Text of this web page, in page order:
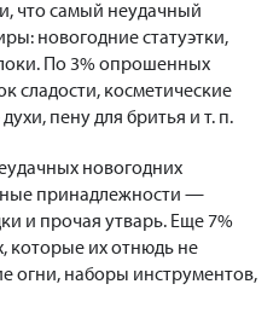
что самый неудачный
новогодние статуэтки,
По 3% опрошенных
сладости, косметические
пену для бритья и т. п.
новогодних
принадлежности —
и прочая утварь. Еще 7%
которые их отнюдь не
огни, наборы инструментов,